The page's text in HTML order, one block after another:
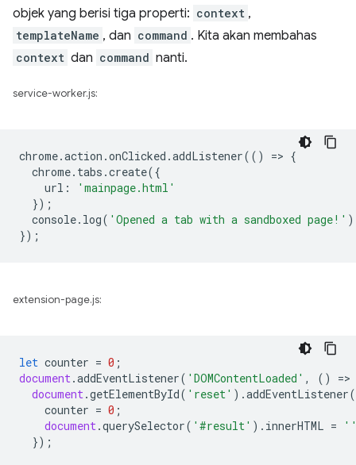
objek yang berisi tiga properti: context ,
templateName , dan command . Kita akan membahas
context dan command nanti.
service-worker.js:
chrome.action .onClicked .addListener(() => {
chrome. tabs .create({
url :
'mainpage.html'
});
console. log( 'Opened a tab with a sandboxed page!'
});
extension-page.js:
let counter = 0 ;
document.addEventListener( 'DOMContentLoaded' , () =>
document.getElementById( 'reset' ).addEventListener(
counter = 0 ;
document.querySelector( '#result' ). innerHTML =
});